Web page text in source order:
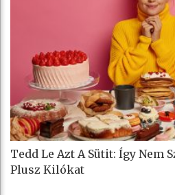
Tedd Le Azt A Sütit: Így Nem
Plusz Kilókat